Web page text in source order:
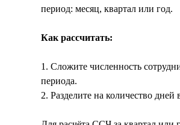
период: месяц, квартал или год.
Как рассчитать:
1. Сложите численность
периода.
2. Разделите на количество дней